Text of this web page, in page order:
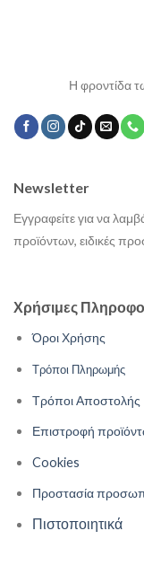
Η φροντίδα
Χρήσιμες
Όροι Χρήσης
Τρόποι Πληρωμής
Τρόποι Αποστολής
Επιστροφή
Cookies
Προστασία
Πιστοποιητικά
Newsletter
Εγγραφείτε για να
προϊόντων, ειδικές